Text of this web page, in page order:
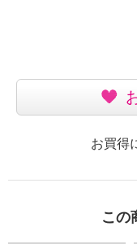
お買得
この